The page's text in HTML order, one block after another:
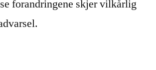
forandringene skjer vilkårlig